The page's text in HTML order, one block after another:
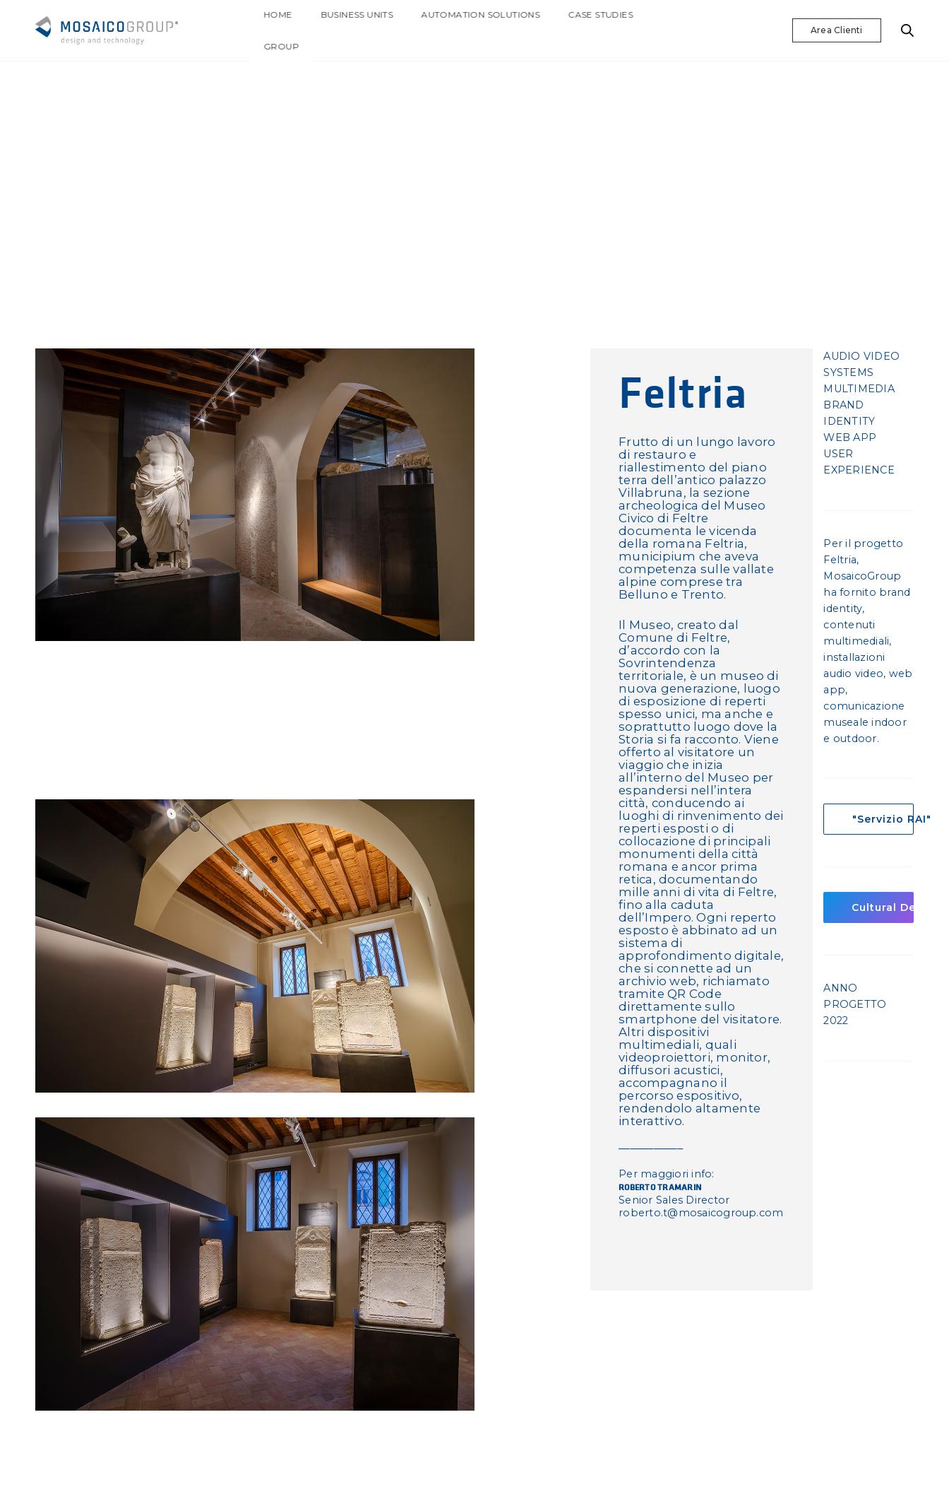
HOME BUSINESS UNITS AUTOMATION SOLUTIONS CASE STUDIES
GROUP
Area Clienti
Feltria
Frutto di un lungo lavoro
di restauro e
riallestimento del piano
terra dell’antico palazzo
Villabruna, la sezione
archeologica del Museo
Civico di Feltre
documenta le vicenda
della romana Feltria,
municipium che aveva
competenza sulle vallate
alpine comprese tra
Belluno e Trento.
Il Museo, creato dal
Comune di Feltre,
d’accordo con la
Sovrintendenza
territoriale, è un museo di
nuova generazione, luogo
di esposizione di reperti
spesso unici, ma anche e
soprattutto luogo dove la
Storia si fa racconto. Viene
offerto al visitatore un
viaggio che inizia
all’interno del Museo per
espandersi nell’intera
città, conducendo ai
luoghi di rinvenimento dei
reperti esposti o di
collocazione di principali
monumenti della città
romana e ancor prima
retica, documentando
mille anni di vita di Feltre,
fino alla caduta
dell’Impero. Ogni reperto
esposto è abbinato ad un
sistema di
approfondimento digitale,
che si connette ad un
archivio web, richiamato
tramite QR Code
direttamente sullo
smartphone del visitatore.
Altri dispositivi
multimediali, quali
videoproiettori, monitor,
diffusori acustici,
accompagnano il
percorso espositivo,
rendendolo altamente
interattivo.
Per maggiori info:
ROBERTO TRAMARIN
Senior Sales Director
roberto.t@mosaicogroup.com
AUDIO VIDEO
SYSTEMS
MULTIMEDIA
BRAND
IDENTITY
WEB APP
USER
EXPERIENCE
Per il progetto
Feltria,
MosaicoGroup
ha fornito brand
identity,
contenuti
multimediali,
installazioni
audio video, web
app,
comunicazione
museale indoor
e outdoor.
"Servizio RAI"
Cultural Design
ANNO
PROGETTO
2022